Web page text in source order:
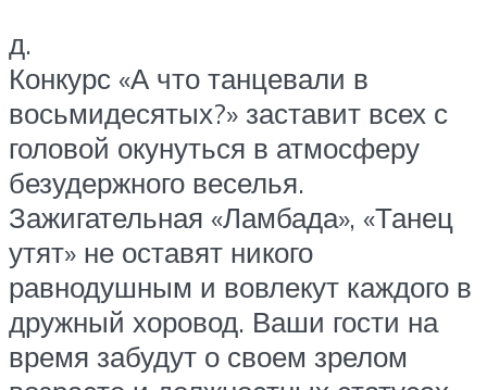
д.
Конкурс «А что танцевали в
восьмидесятых?» заставит всех с
головой окунуться в атмосферу
безудержного веселья.
Зажигательная «Ламбада», «Танец
утят» не оставят никого
равнодушным и вовлекут каждого в
дружный хоровод. Ваши гости на
время забудут о своем зрелом